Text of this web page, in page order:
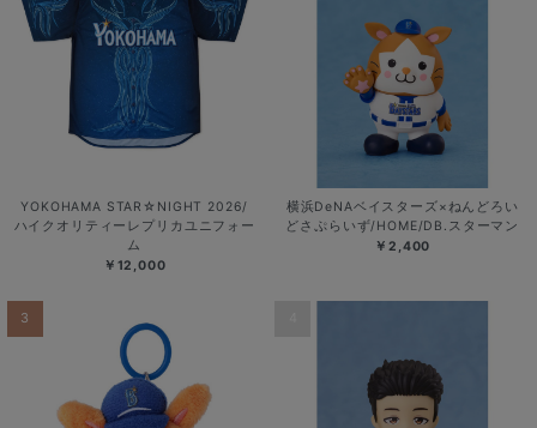
YOKOHAMA STAR☆NIGHT 2026/
ハイクオリティーレプリカユニフォー
ム
￥12,000
横浜DeNAベイスターズ×ねんどろい
どさぷらいず/HOME/DB.スターマン
￥2,400
3